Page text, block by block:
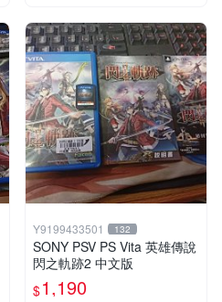
Y9199433501 132
SONY PSV PS Vita 英雄傳說
閃之軌跡2 中文版
$1,190